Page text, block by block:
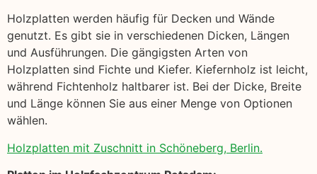
Holzplatten werden häufig für Decken und Wände
genutzt. Es gibt sie in verschiedenen Dicken, Längen
und Ausführungen. Die gängigsten Arten von
Holzplatten sind Fichte und Kiefer. Kiefernholz ist leicht,
während Fichtenholz haltbarer ist. Bei der Dicke, Breite
und Länge können Sie aus einer Menge von Optionen
wählen.
Holzplatten mit Zuschnitt in Schöneberg, Berlin.